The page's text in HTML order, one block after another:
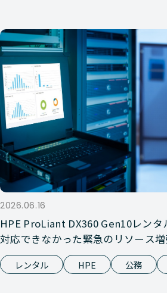
2026.06.16
HPE ProLiant DX360 Gen10レンタ
対応できなかった緊急のリソース
対応
レンタル HPE 公務